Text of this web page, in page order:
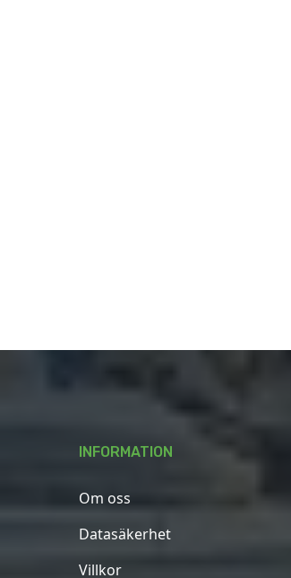
INFORMATION
Om oss
Datasäkerhet
Villkor